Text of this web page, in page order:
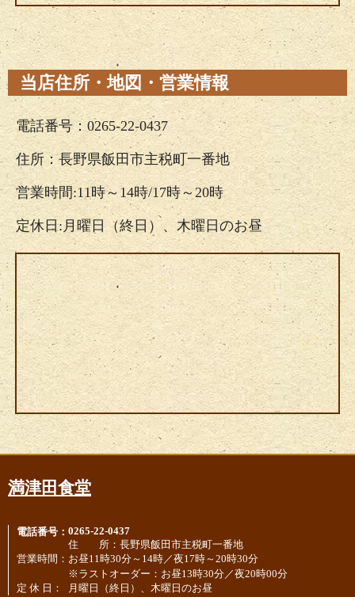
当店住所・地図・営業情報
電話番号：0265-22-0437
住所：長野県飯田市主税町一番地
営業時間:11時～14時/17時～20時
定休日:月曜日（終日）、木曜日のお昼
満津田食堂
電話番号： 0265-22-0437
住 所： 長野県飯田市主税町一番地
営業時間： お昼11時30分～14時／夜17時～20時30分
※ラストオーダー：お昼13時30分／夜20時00分
定 休 日：
月曜日（終日）、木曜日のお昼